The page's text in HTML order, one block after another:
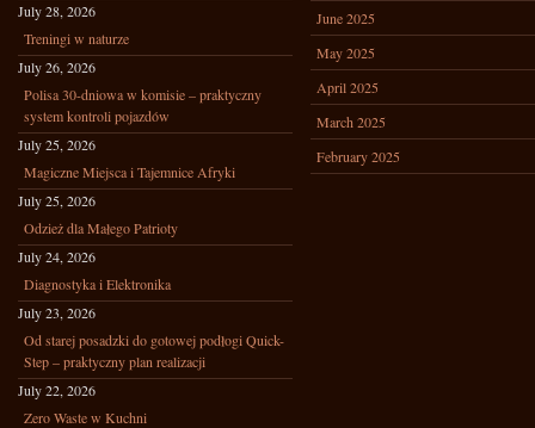
July 28, 2026
Treningi w naturze
July 26, 2026
Polisa 30-dniowa w komisie – praktyczny
system kontroli pojazdów
July 25, 2026
Magiczne Miejsca i Tajemnice Afryki
July 25, 2026
Odzież dla Małego Patrioty
July 24, 2026
Diagnostyka i Elektronika
July 23, 2026
Od starej posadzki do gotowej podłogi Quick-
Step – praktyczny plan realizacji
July 22, 2026
Zero Waste w Kuchni
June 2025
May 2025
April 2025
March 2025
February 2025